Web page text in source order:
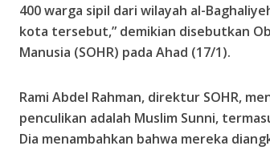
400 warga sipil dari wilayah al-
kota tersebut,” demikian disebutkan
Manusia (SOHR) pada Ahad (17/1).
Rami Abdel Rahman, direktur SOHR,
penculikan adalah Muslim Sunni,
Dia menambahkan bahwa mereka